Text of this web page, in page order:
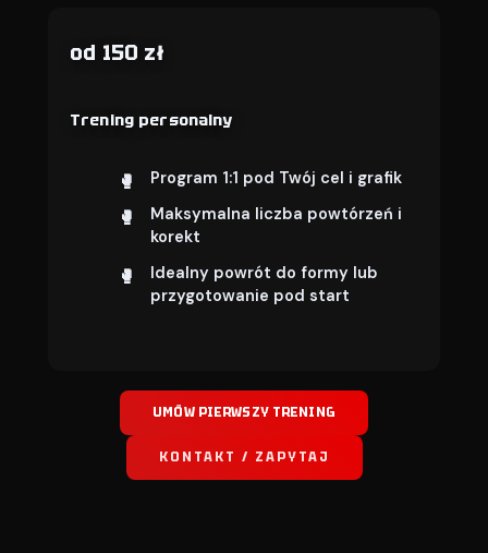
od 150 zł
Trening personalny
Program 1:1 pod Twój cel i grafik
Maksymalna liczba powtórzeń i
korekt
Idealny powrót do formy lub
przygotowanie pod start
UMÓW PIERWSZY TRENING
KONTAKT / ZAPYTAJ